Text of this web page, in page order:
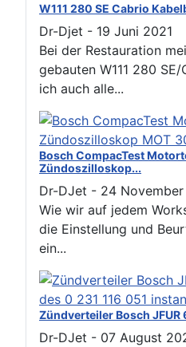
W111 280 SE Cabrio
Dr-Djet - 19 Juni 2021
Bei der Restauration
gebauten W111 280
ich auch alle...
Bosch CompacTest
Zündoszilloskop...
Dr-DJet - 24
Wie wir auf jedem
die Einstellung und
ein...
Zündverteiler Bosch JFUR
Dr-DJet - 07 August